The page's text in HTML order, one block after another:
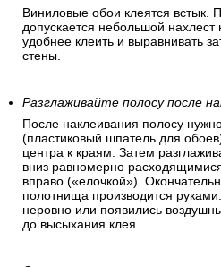
Виниловые обои клеятся встык.
допускается небольшой нахлест
удобнее клеить и выравнивать
стены.
Разглаживайте полосу после
После наклеивания полосу
(пластиковый шпатель для
центра к краям. Затем
вниз равномерно
вправо («елочкой»).
полотнища производится
неровно или появились
до высыхания клея.